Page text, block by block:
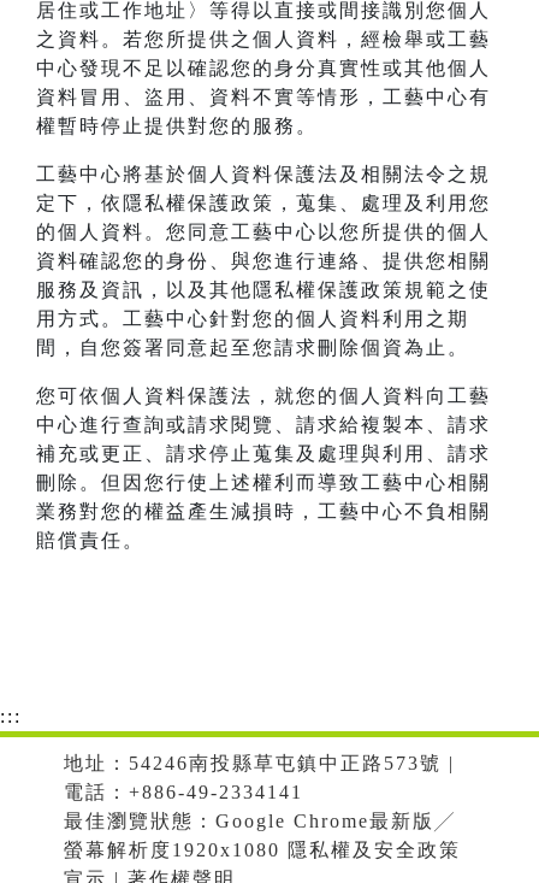
居住或工作地址〉等得以直接或間接識別您個人
之資料。若您所提供之個人資料，經檢舉或工藝
中心發現不足以確認您的身分真實性或其他個人
資料冒用、盜用、資料不實等情形，工藝中心有
權暫時停止提供對您的服務。
工藝中心將基於個人資料保護法及相關法令之規
定下，依隱私權保護政策，蒐集、處理及利用您
的個人資料。您同意工藝中心以您所提供的個人
資料確認您的身份、與您進行連絡、提供您相關
服務及資訊，以及其他隱私權保護政策規範之使
用方式。工藝中心針對您的個人資料利用之期
間，自您簽署同意起至您請求刪除個資為止。
您可依個人資料保護法，就您的個人資料向工藝
中心進行查詢或請求閱覽、請求給複製本、請求
補充或更正、請求停止蒐集及處理與利用、請求
刪除。但因您行使上述權利而導致工藝中心相關
業務對您的權益產生減損時，工藝中心不負相關
賠償責任。
:::
地址：54246南投縣草屯鎮中正路573號 |
電話：+886-49-2334141
最佳瀏覽狀態：Google Chrome最新版╱
螢幕解析度1920x1080 隱私權及安全政策